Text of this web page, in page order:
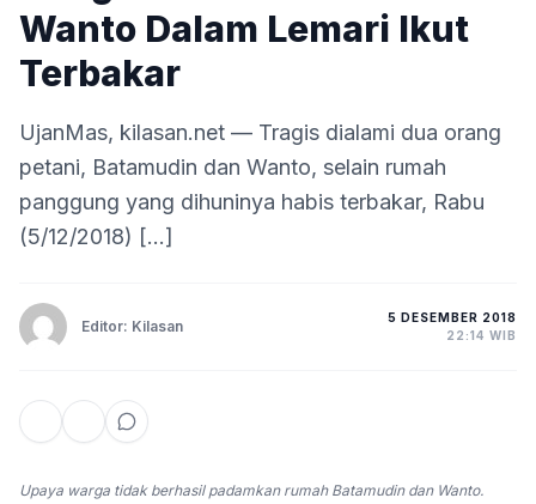
Wanto Dalam Lemari Ikut
Terbakar
UjanMas, kilasan.net — Tragis dialami dua orang
petani, Batamudin dan Wanto, selain rumah
panggung yang dihuninya habis terbakar, Rabu
(5/12/2018) […]
Editor: Kilasan
5 DESEMBER 2018
22:14 WIB
Upaya warga tidak berhasil padamkan rumah Batamudin dan Wanto.